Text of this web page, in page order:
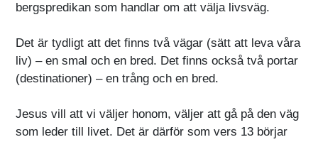
bergspredikan som handlar om att välja livsväg.
Det är tydligt att det finns två vägar (sätt att leva våra
liv) – en smal och en bred. Det finns också två portar
(destinationer) – en trång och en bred.
Jesus vill att vi väljer honom, väljer att gå på den väg
som leder till livet. Det är därför som vers 13 börjar